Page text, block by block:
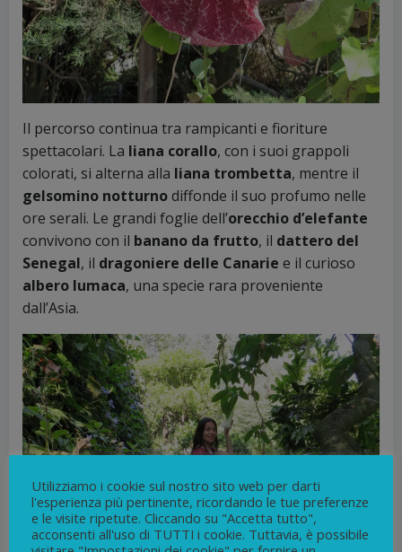
Il percorso continua tra rampicanti e fioriture
spettacolari. La liana corallo, con i suoi grappoli
colorati, si alterna alla liana trombetta, mentre il
gelsomino notturnodiffonde il suo profumo nelle
ore serali. Le grandi foglie dell’orecchio d’elefante
convivono con il banano da frutto, il dattero del
Senegal, il dragoniere delle Canarie e il curioso
albero lumaca, una specie rara proveniente
dall’Asia.
Utilizziamo i cookie sul nostro sito web per darti
l'esperienza più pertinente, ricordando le tue preferenze
e le visite ripetute. Cliccando su "Accetta tutto",
acconsenti all'uso di TUTTI i cookie. Tuttavia, è possibile